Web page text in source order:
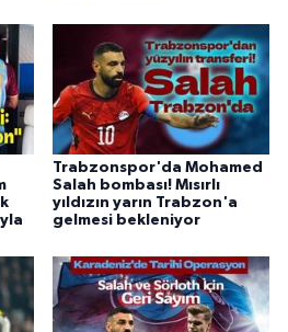
Trabzonspor'da Mohamed
Salah bombası! Mısırlı
yıldızın yarın Trabzon'a
gelmesi bekleniyor